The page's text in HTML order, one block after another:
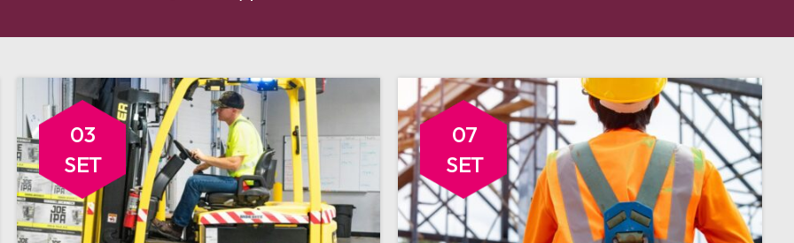
03
SET
07
SET